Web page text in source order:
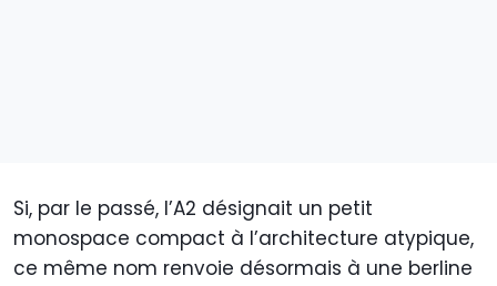
Si, par le passé, l’A2 désignait un petit
monospace compact à l’architecture atypique,
ce même nom renvoie désormais à une berline